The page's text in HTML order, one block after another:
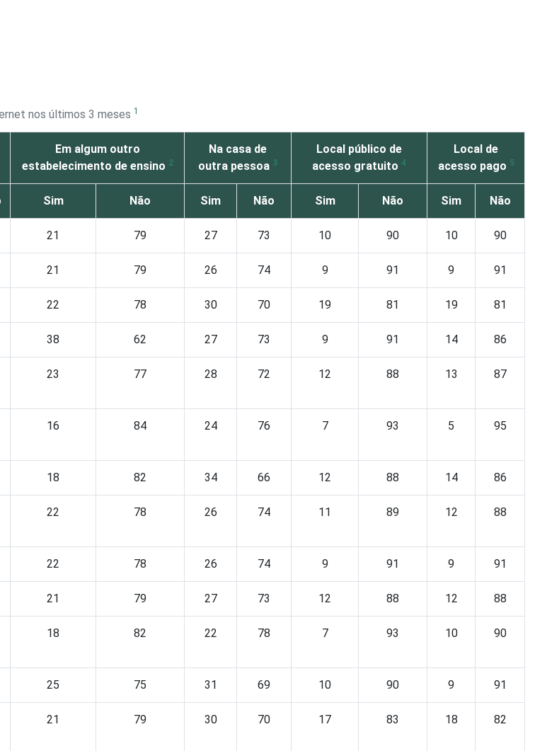
nos últimos 3 meses 1
Em algum outro
estabelecimento de ensino 2
Na casa de
outra pessoa 3
Local público de
acesso gratuito 4
Local de
acesso pago 5
Sim Não Sim Não Sim Não Sim Não
21 79 27 73 10 90 10 90
21 79 26 74 9 91 9 91
22 78 30 70 19 81 19 81
38 62 27 73 9 91 14 86
23 77 28 72 12 88 13 87
16 84 24 76 7 93 5 95
18 82 34 66 12 88 14 86
22 78 26 74 11 89 12 88
22 78 26 74 9 91 9 91
21 79 27 73 12 88 12 88
18 82 22 78 7 93 10 90
25 75 31 69 10 90 9 91
21 79 30 70 17 83 18 82